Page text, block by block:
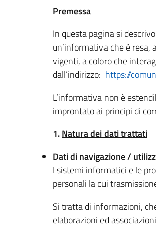
Premessa
In questa pagina si
un’informativa che è resa,
vigenti, a coloro che
dall’indirizzo: https://
L’informativa non è
improntato ai principi di
1.Natura dei dati trattati
Dati di navigazione /
I sistemi informatici e le
personali la cui
Si tratta di informazioni,
elaborazioni ed